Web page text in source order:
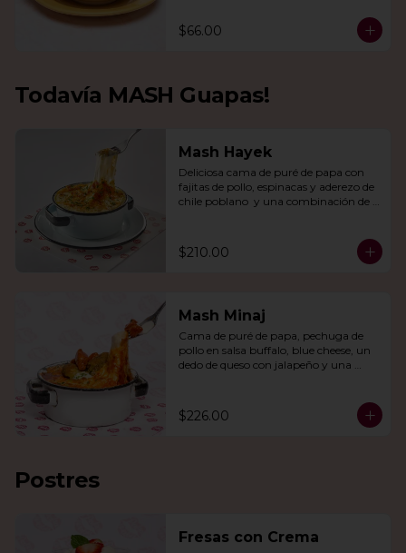
$66.00
Todavía MASH Guapas!
Mash Hayek
Deliciosa cama de puré de papa con
fajitas de pollo, espinacas y aderezo de
chile poblano  y una combinación de
$210.00
Mash Minaj
Cama de puré de papa, pechuga de
pollo en salsa buffalo, blue cheese, un
dedo de queso con jalapeño y una
$226.00
Postres
Fresas con Crema